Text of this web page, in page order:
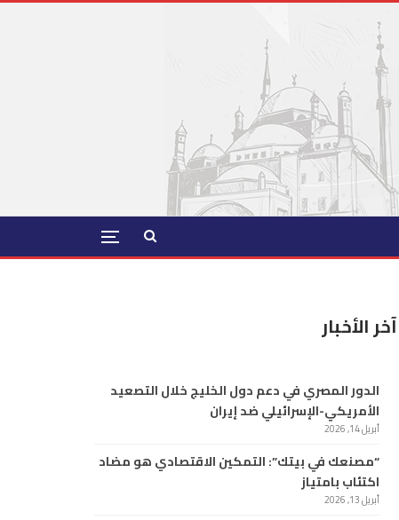
آخر الأخبار
الدور المصري في دعم دول الخليج خلال التصعيد
الأمريكي-الإسرائيلي ضد إيران
أبريل 14, 2026
“مصنعك في بيتك”: التمكين الاقتصادي هو مضاد
اكتئاب بامتياز
أبريل 13, 2026